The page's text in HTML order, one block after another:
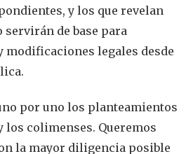
y los que revelan
de base para
legales desde
por uno los planteamientos
los colimenses. Queremos
la mayor diligencia posible